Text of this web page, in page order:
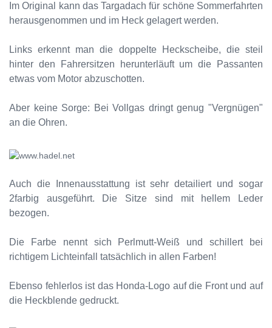
Im Original kann das Targadach für schöne Sommerfahrten
herausgenommen und im Heck gelagert werden.
Links erkennt man die doppelte Heckscheibe, die steil
hinter den Fahrersitzen herunterläuft um die Passanten
etwas vom Motor abzuschotten.
Aber keine Sorge: Bei Vollgas dringt genug "Vergnügen"
an die Ohren.
Auch die Innenausstattung ist sehr detailiert und sogar
2farbig ausgeführt. Die Sitze sind mit hellem Leder
bezogen.
Die Farbe nennt sich Perlmutt-Weiß und schillert bei
richtigem Lichteinfall tatsächlich in allen Farben!
Ebenso fehlerlos ist das Honda-Logo auf die Front und auf
die Heckblende gedruckt.